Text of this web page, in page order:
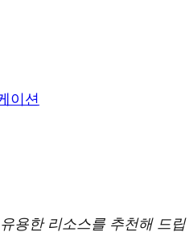
이션
용한 리소스를 추천해 드립